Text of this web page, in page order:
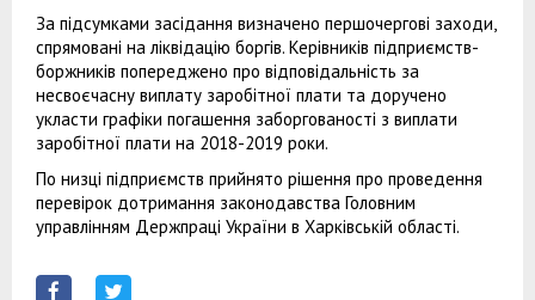
За підсумками засідання визначено першочергові заходи,
спрямовані на ліквідацію боргів. Керівників підприємств-
боржників попереджено про відповідальність за
несвоєчасну виплату заробітної плати та доручено
укласти графіки погашення заборгованості з виплати
заробітної плати на 2018-2019 роки.
По низці підприємств прийнято рішення про проведення
перевірок дотримання законодавства Головним
управлінням Держпраці України в Харківській області.